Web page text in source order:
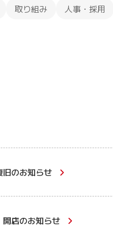
取り組み 人事・採用
旧のお知らせ
開店のお知らせ